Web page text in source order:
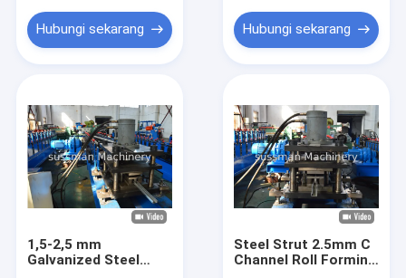
Hubungi sekarang Hubungi sekarang
1,5-2,5 mm
Galvanized Steel
Steel Strut 2.5mm C
Channel Roll Forming